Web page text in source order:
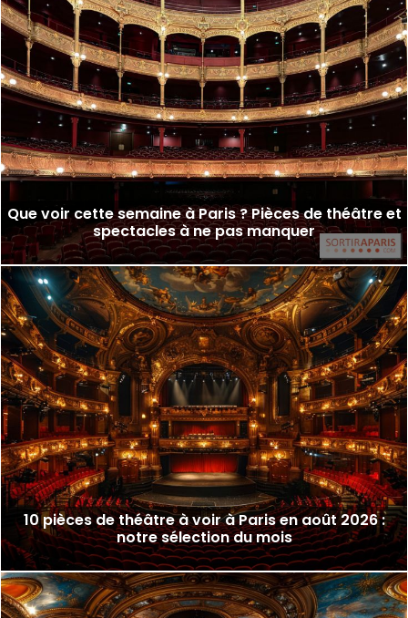
Que voir cette semaine à Paris ? Pièces de théâtre et
spectacles à ne pas manquer
10 pièces de théâtre à voir à Paris en août 2026 :
notre sélection du mois